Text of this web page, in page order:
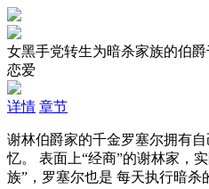
女黑手党转生为暗杀家族的伯爵
恋爱
详情 章节
谢林伯爵家的千金罗塞尔拥有
忆。 表面上“经商”的谢林家，
族”，罗塞尔也是 每天执行暗杀